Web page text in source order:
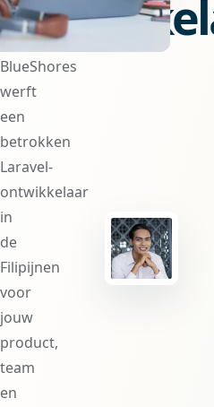
BlueShores
werft
een
betrokken
Laravel-
ontwikkelaar
in
de
Filipijnen
voor
jouw
product,
team
en